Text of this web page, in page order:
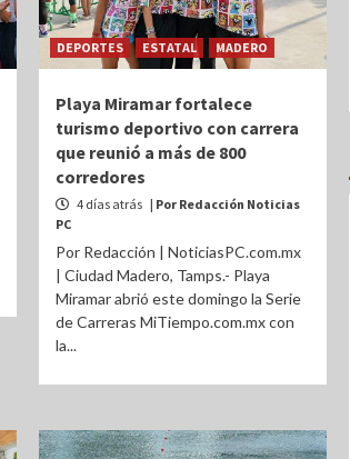
DEPORTES ESTATAL MADERO
Playa Miramar fortalece
turismo deportivo con carrera
que reunió a más de 800
corredores
4 días atrás | Por Redacción Noticias
PC
Por Redacción | NoticiasPC.com.mx
| Ciudad Madero, Tamps.- Playa
Miramar abrió este domingo la Serie
de Carreras MiTiempo.com.mx con
la...